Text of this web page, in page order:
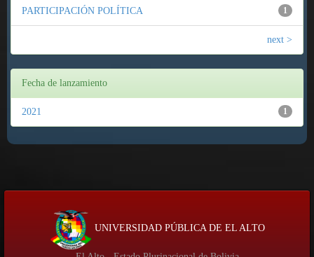
1
PARTICIPACIÓN POLÍTICA
next >
Fecha de lanzamiento
1
2021
UNIVERSIDAD PÚBLICA DE EL ALTO